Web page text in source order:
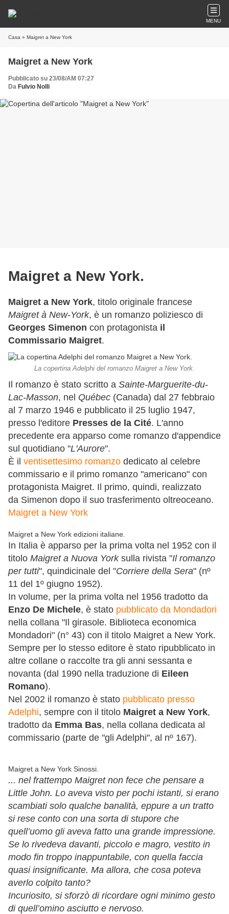
MENU
Casa » Maigret a New York
Maigret a New York
Pubblicato su 23/08/AM 07:27
Da Fulvio Nolli
Maigret a New York.
Maigret a New York, titolo originale francese
Maigret à New-York, è un romanzo poliziesco di
Georges Simenon con protagonista il
Commissario Maigret.
La copertina Adelphi del romanzo Maigret a New York.
Il romanzo è stato scritto a Sainte-Marguerite-du-
Lac-Masson, nel Québec (Canada) dal 27 febbraio
al 7 marzo 1946 e pubblicato il 25 luglio 1947,
presso l'editore Presses de la Cité. L'anno
precedente era apparso come romanzo d'appendice
sul quotidiano "L'Aurore".
È il ventisettesimo romanzo dedicato al celebre
commissario e il primo romanzo "americano" con
protagonista Maigret. Il primo, quindi, realizzato
da Simenon dopo il suo trasferimento oltreoceano.
Maigret a New York
Maigret a New York edizioni italiane.
In Italia è apparso per la prima volta nel 1952 con il
titolo Maigret a Nuova Yorksulla rivista "Il romanzo
per tutti", quindicinale del "Corriere della Sera" (nº
11 del 1º giugno 1952).
In volume, per la prima volta nel 1956 tradotto da
Enzo De Michele, è stato pubblicato da Mondadori
nella collana "Il girasole. Biblioteca economica
Mondadori" (n° 43) con il titolo Maigret a New York.
Sempre per lo stesso editore è stato ripubblicato in
altre collane o raccolte tra gli anni sessanta e
novanta (dal 1990 nella traduzione di Eileen
Romano).
Nel 2002 il romanzo è stato pubblicato presso
Adelphi, sempre con il titolo Maigret a New York,
tradotto da Emma Bas, nella collana dedicata al
commissario (parte de "gli Adelphi", al nº 167).
Maigret a New York Sinossi.
... nel frattempo Maigret non fece che pensare a
Little John. Lo aveva visto per pochi istanti, si erano
scambiati solo qualche banalità, eppure a un tratto
si rese conto con una sorta di stupore che
quell’uomo gli aveva fatto una grande impressione.
Se lo rivedeva davanti, piccolo e magro, vestito in
modo fin troppo inappuntabile, con quella faccia
quasi insignificante. Ma allora, che cosa poteva
averlo colpito tanto?
Incuriosito, si sforzò di ricordare ogni minimo gesto
di quell’omino asciutto e nervoso.